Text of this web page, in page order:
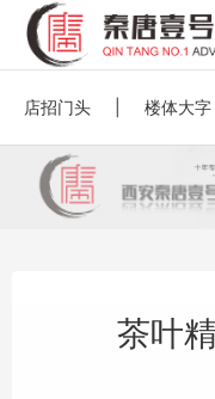
店招门头 楼体大字
茶叶